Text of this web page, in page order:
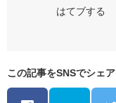
この記事をSNSでシェア